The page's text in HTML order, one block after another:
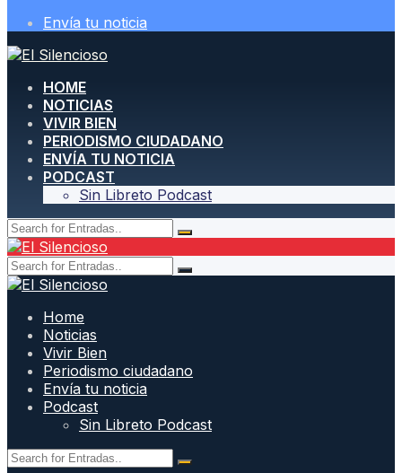
Envía tu noticia
HOME
NOTICIAS
VIVIR BIEN
PERIODISMO CIUDADANO
ENVÍA TU NOTICIA
PODCAST
Sin Libreto Podcast
Home
Noticias
Vivir Bien
Periodismo ciudadano
Envía tu noticia
Podcast
Sin Libreto Podcast